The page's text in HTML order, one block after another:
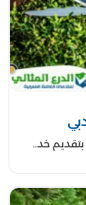
من
الجمال
المتانة
مبادئ
اليوم
بتقديم خد..